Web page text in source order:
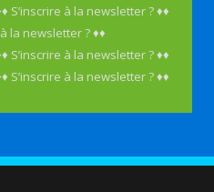
S’inscrire à la newsletter ? ♦♦
la newsletter ? ♦♦
S’inscrire à la newsletter ? ♦♦
S’inscrire à la newsletter ? ♦♦